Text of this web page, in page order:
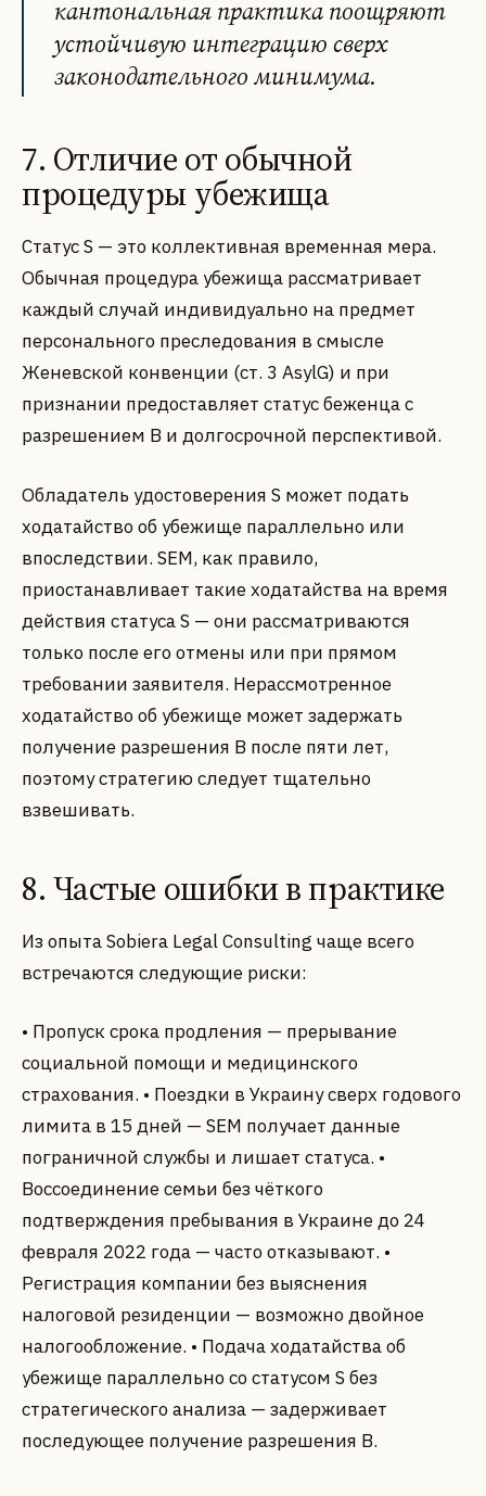
кантональная практика поощряют
устойчивую интеграцию сверх
законодательного минимума.
7. Отличие от обычной
процедуры убежища
Статус S — это коллективная временная мера.
Обычная процедура убежища рассматривает
каждый случай индивидуально на предмет
персонального преследования в смысле
Женевской конвенции (ст. 3 AsylG) и при
признании предоставляет статус беженца с
разрешением B и долгосрочной перспективой.
Обладатель удостоверения S может подать
ходатайство об убежище параллельно или
впоследствии. SEM, как правило,
приостанавливает такие ходатайства на время
действия статуса S — они рассматриваются
только после его отмены или при прямом
требовании заявителя. Нерассмотренное
ходатайство об убежище может задержать
получение разрешения B после пяти лет,
поэтому стратегию следует тщательно
взвешивать.
8. Частые ошибки в практике
Из опыта Sobiera Legal Consulting чаще всего
встречаются следующие риски:
• Пропуск срока продления — прерывание
социальной помощи и медицинского
страхования. • Поездки в Украину сверх годового
лимита в 15 дней — SEM получает данные
пограничной службы и лишает статуса. •
Воссоединение семьи без чёткого
подтверждения пребывания в Украине до 24
февраля 2022 года — часто отказывают. •
Регистрация компании без выяснения
налоговой резиденции — возможно двойное
налогообложение. • Подача ходатайства об
убежище параллельно со статусом S без
стратегического анализа — задерживает
последующее получение разрешения B.